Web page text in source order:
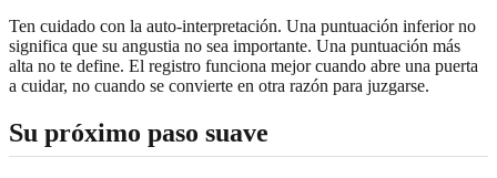
Ten cuidado con la auto-interpretación. Una puntuación inferior no
significa que su angustia no sea importante. Una puntuación más
alta no te define. El registro funciona mejor cuando abre una puerta
a cuidar, no cuando se convierte en otra razón para juzgarse.
Su próximo paso suave